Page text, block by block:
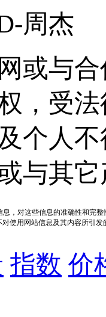
周杰
或与
，受
个人
与其
，对这些信息的准确性和完
使用网站信息及其内容所引
指数 价